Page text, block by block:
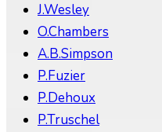
J.Wesley
O.Chambers
A.B.Simpson
P.Fuzier
P.Dehoux
P.Truschel